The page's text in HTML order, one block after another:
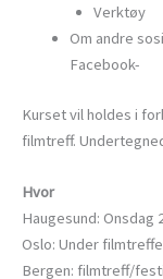
Verktøy
Om andre
Facebook-
Kurset vil holdes i
filmtreff.
Hvor
Haugesund: Onsdag
Oslo: Under
Bergen: filmtreff/